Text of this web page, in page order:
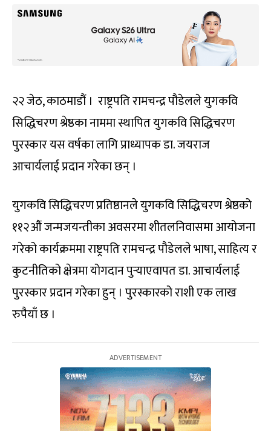
२२ जेठ, काठमाडौं । राष्ट्रपति रामचन्द्र पौडेलले युगकवि
सिद्धिचरण श्रेष्ठका नाममा स्थापित युगकवि सिद्धिचरण
पुरस्कार यस वर्षका लागि प्राध्यापक डा. जयराज
आचार्यलाई प्रदान गरेका छन् ।
युगकवि सिद्धिचरण प्रतिष्ठानले युगकवि सिद्धिचरण श्रेष्ठको
११२औं जन्मजयन्तीका अवसरमा शीतलनिवासमा आयोजना
गरेको कार्यक्रममा राष्ट्रपति रामचन्द्र पौडेलले भाषा, साहित्य र
कुटनीतिको क्षेत्रमा योगदान पुर्‍याएवापत डा. आचार्यलाई
पुरस्कार प्रदान गरेका हुन् । पुरस्कारको राशी एक लाख
रुपैयाँ छ ।